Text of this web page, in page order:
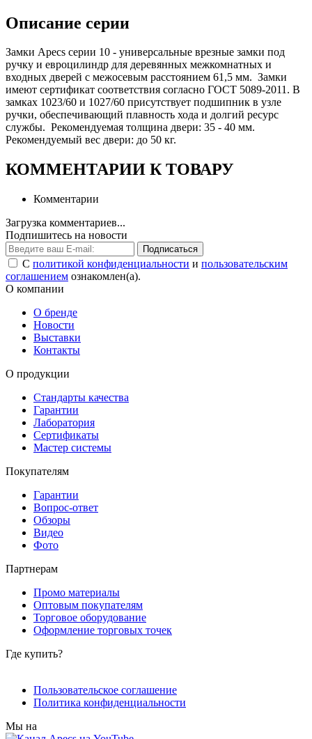
Описание серии
Замки Apecs серии 10 - универсальные врезные замки под
ручку и евроцилиндр для деревянных межкомнатных и
входных дверей с межосевым расстоянием 61,5 мм. Замки
имеют сертификат соответствия согласно ГОСТ 5089-2011. В
замках 1023/60 и 1027/60 присутствует подшипник в узле
ручки, обеспечивающий плавность хода и долгий ресурс
службы. Рекомендуемая толщина двери: 35 - 40 мм.
Рекомендуемый вес двери: до 50 кг.
КОММЕНТАРИИ К ТОВАРУ
Комментарии
Загрузка комментариев...
Подпишитесь на новости
Подписаться
С политикой конфиденциальности и пользовательским
соглашением ознакомлен(а).
О компании
О бренде
Новости
Выставки
Контакты
О продукции
Стандарты качества
Гарантии
Лаборатория
Сертификаты
Мастер системы
Покупателям
Гарантии
Вопрос-ответ
Обзоры
Видео
Фото
Партнерам
Промо материалы
Оптовым покупателям
Торговое оборудование
Оформление торговых точек
Где купить?
Пользовательское соглашение
Политика конфиденциальности
Мы на